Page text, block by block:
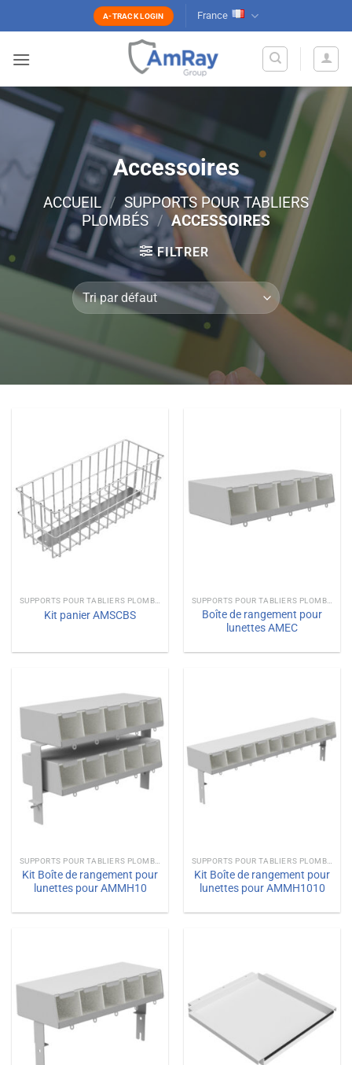
au
A-TRACK LOGIN France
Accessoires
ACCUEIL / SUPPORTS POUR TABLIERS
PLOMBÉS / ACCESSOIRES
FILTRER
SUPPORTS POUR TABLIERS PLOMBÉS
Kit panier AMSCBS
SUPPORTS POUR TABLIERS PLOMBÉS
Boîte de rangement pour
lunettes AMEC
Kit Boîte de rangement pour
lunettes pour AMMH10
Kit Boîte de rangement pour
lunettes pour AMMH1010